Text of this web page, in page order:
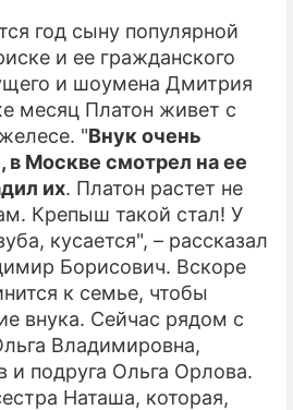
СТИЛЬ ЖИЗНИ
СЕРИАЛЫ
ИГРЫ
ПРЕСС-РЕЛИЗЫ
О ПРОЕКТЕ
год сыну популярной
и ее гражданского
и шоумена Дмитрия
месяц Платон живет с
"Внук очень
Москве смотрел на ее
их. Платон растет не
Крепыш такой стал! У
кусается", – рассказал
Борисович. Вскоре
к семье, чтобы
внука. Сейчас рядом с
Владимировна,
подруга Ольга Орлова.
Наташа, которая,